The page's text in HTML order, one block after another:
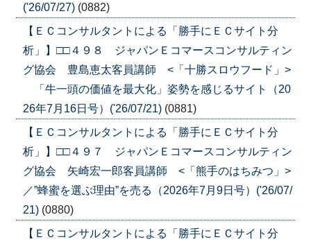
('26/07/27) (0882)
【ＥＣコンサルタントによる「勝手にＥＣサイト分
析」】□□４９８ ジャパンＥコマースコンサルティン
グ協会 豊島恵太客員講師 <「十勝スロウフード」>
「牛一頭の価値を最大化」姿勢を感じるサイト（20
26年7月16日号）('26/07/21) (0881)
【ＥＣコンサルタントによる「勝手にＥＣサイト分
析」】□□４９７ ジャパンＥコマースコンサルティン
グ協会 矢崎宏一郎客員講師 <「熊手のはちみつ」>
／”蜂蜜を選ぶ理由”を売る（2026年7月9日号）('26/07/
21) (0880)
【ＥＣコンサルタントによる「勝手にＥＣサイト分